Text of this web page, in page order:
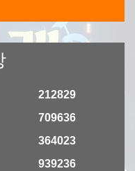
212829
709636
364023
939236